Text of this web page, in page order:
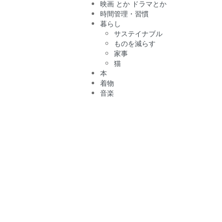
映画 とか ドラマとか
時間管理・習慣
暮らし
サステイナブル
ものを減らす
家事
猫
本
着物
音楽